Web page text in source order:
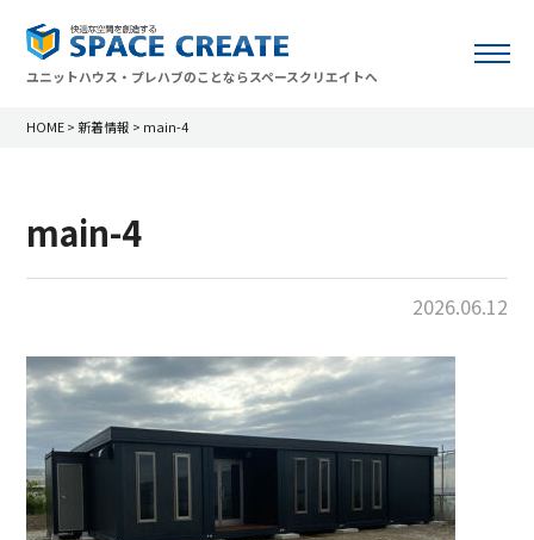
ユニットハウス・プレハブのことならスペースクリエイトへ
HOME > 新着情報 > main-4
main-4
2026.06.12